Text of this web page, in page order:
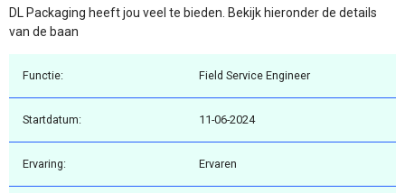
DL Packaging heeft jou veel te bieden. Bekijk hieronder de details
van de baan
Functie: Field Service Engineer
Startdatum: 11-06-2024
Ervaring: Ervaren